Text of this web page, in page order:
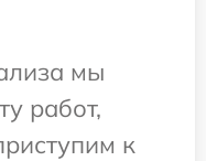
мы
работ,
к